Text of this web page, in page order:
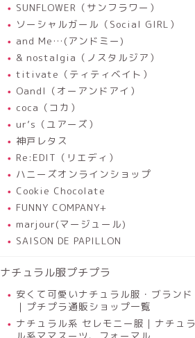
SUNFLOWER（サンフラワー）
ソーシャルガール（Social GIRL）
and Me…(アンドミー)
& nostalgia（ノスタルジア）
titivate（ティティベイト）
OandI（オーアンドアイ）
coca（コカ）
ur’s（ユアーズ）
神戸レタス
Re:EDIT（リエディ）
ハニーズオンラインショップ
Cookie Chocolate
FUNNY COMPANY+
marjour(マージュール)
SAISON DE PAPILLON
ナチュラル服プチプラ
安くて可愛いナチュラル服・ブランド
｜プチプラ通販ショップ一覧
ナチュラル系 セレモニー服｜ナチュラ